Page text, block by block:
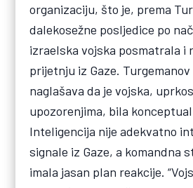
organizaciju, što je, prema
dalekosežne posljedice po
izraelska vojska posmatrala i
prijetnju iz Gaze.
naglašava da je vojska,
upozorenjima, bila
Inteligencija nije adekvatno
signale iz Gaze, a komandna
imala jasan plan reakcije.